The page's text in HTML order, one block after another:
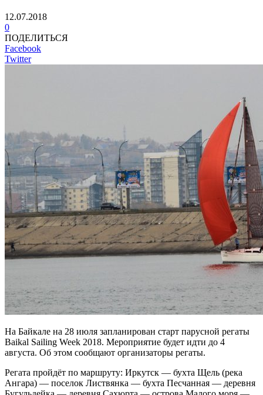
12.07.2018
0
ПОДЕЛИТЬСЯ
Facebook
Twitter
На Байкале на 28 июля запланирован старт парусной регаты
Baikal Sailing Week 2018. Мероприятие будет идти до 4
августа. Об этом сообщают организаторы регаты.
Регата пройдёт по маршруту: Иркутск — бухта Щель (река
Ангара) — поселок Листвянка — бухта Песчанная — деревня